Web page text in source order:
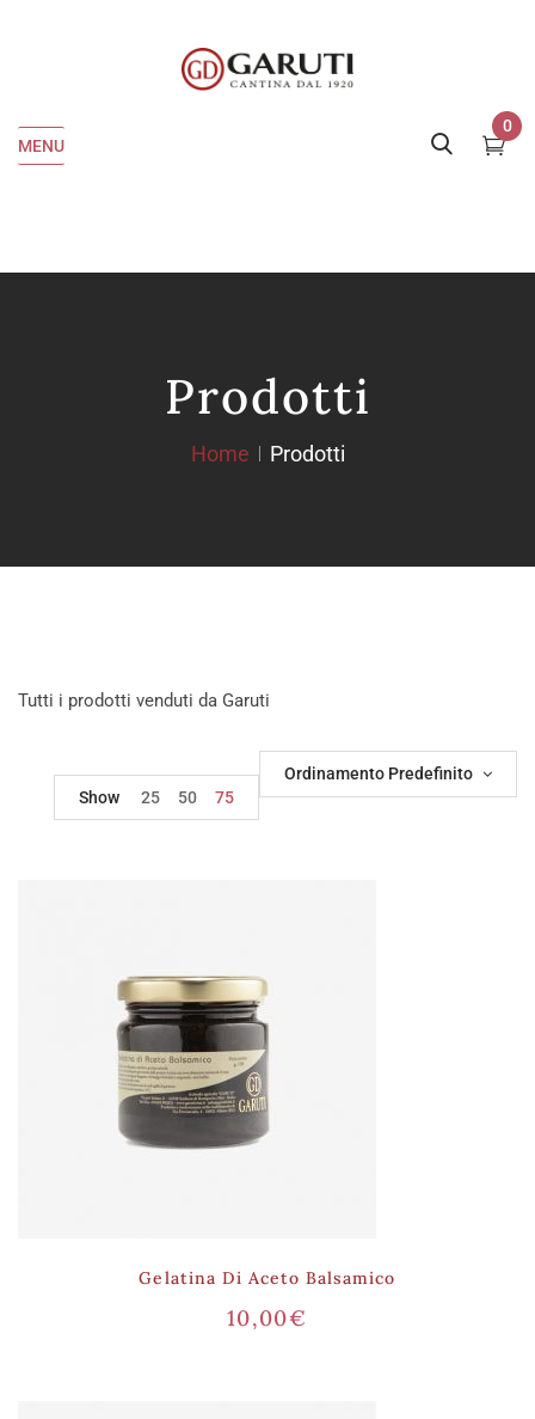
MENU
0
Prodotti
Home Prodotti
Tutti i prodotti venduti da Garuti
Ordinamento Predefinito
Show
25 50 75
Gelatina Di Aceto Balsamico
10,00€